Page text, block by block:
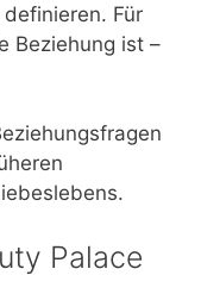
Für
Beziehung ist –
Palace